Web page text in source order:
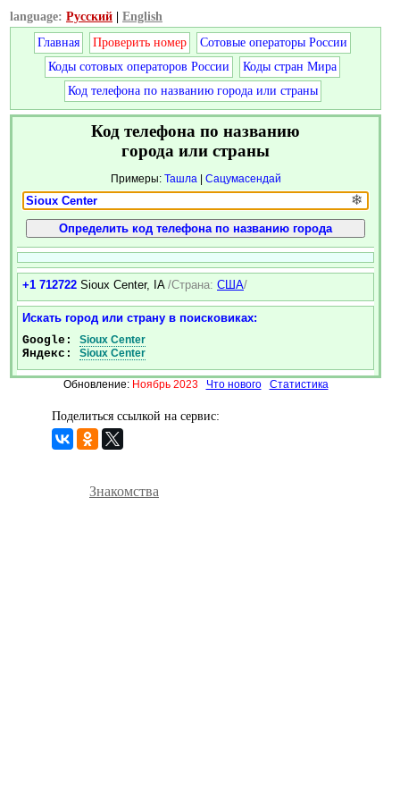
language: Русский
English
Главная
Проверить номер
Сотовые операторы России
Коды сотовых операторов России
Коды стран Мира
Код телефона по названию города или страны
Код телефона по названию
города или страны
Примеры: Ташла | Сацумасендай
❄
+1 712722 Sioux Center, IA /Страна: США/
Искать город или страну в поисковиках:
Google: Sioux Center
Яндекс: Sioux Center
Обновление: Ноябрь 2023 Что нового Статистика
Поделиться ссылкой на сервис:
Знакомства